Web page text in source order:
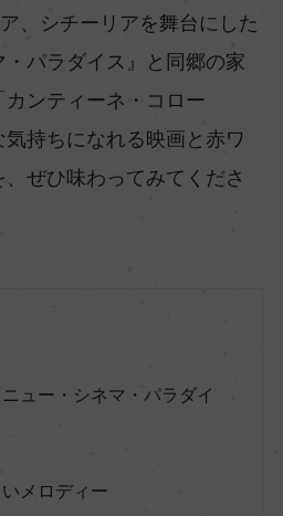
、シチーリアを舞台にした
パラダイス』と同郷の家
ンティーネ・コロー
持ちになれる映画と赤ワ
ぜひ味わってみてくださ
ュー・シネマ・パラダイ
メロディー